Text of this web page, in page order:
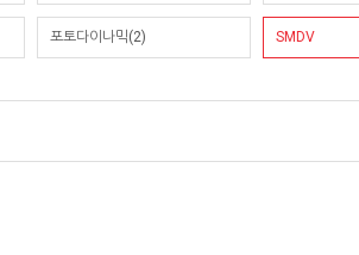
포토다이나믹(2) SMDV